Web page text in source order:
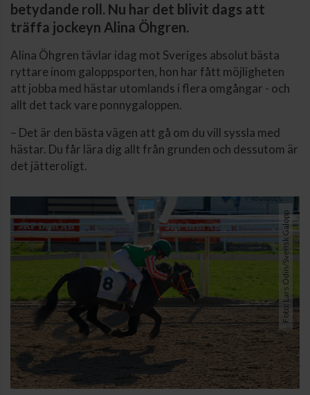
betydande roll. Nu har det blivit dags att
träffa jockeyn Alina Öhgren.
Alina Öhgren tävlar idag mot Sveriges absolut bästa
ryttare inom galoppsporten, hon har fått möjligheten
att jobba med hästar utomlands i flera omgångar - och
allt det tack vare ponnygaloppen.
– Det är den bästa vägen att gå om du vill syssla med
hästar. Du får lära dig allt från grunden och dessutom är
det jätteroligt.
Foto: Lars Odin/Svensk Galopp